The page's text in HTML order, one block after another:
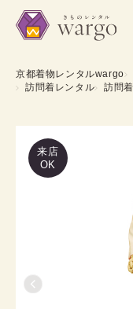
京都着物レンタルwargo
訪問着レンタル
訪問
来店
OK